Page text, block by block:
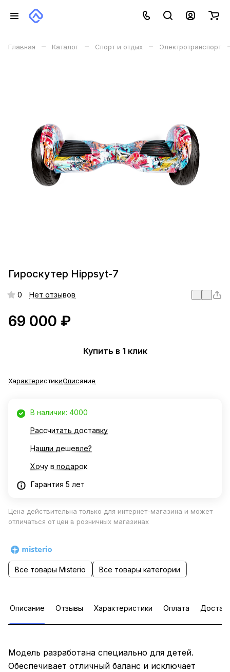
Главная – Каталог – Спорт и отдых – Электротранспорт
Гироскутер Hippsyt-7
0 Нет отзывов
69 000 ₽
Купить в 1 клик
ХарактеристикиОписание
В наличии: 4000
Рассчитать доставку
Нашли дешевле?
Хочу в подарок
Гарантия 5 лет
Цена действительна только для интернет-магазина и может
отличаться от цен в розничных магазинах
Все товары Misterio Все товары категории
Описание Отзывы Характеристики Оплата
Модель разработана специально для детей.
Обеспечивает отличный баланс и исключает